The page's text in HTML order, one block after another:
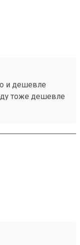
и дешевле
тоже дешевле